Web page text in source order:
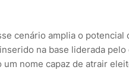
cenário amplia o
na base liderada
nome capaz de atrair